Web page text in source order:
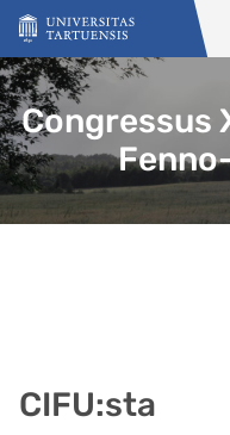
Skip to content
Congressus
CIFU:sta